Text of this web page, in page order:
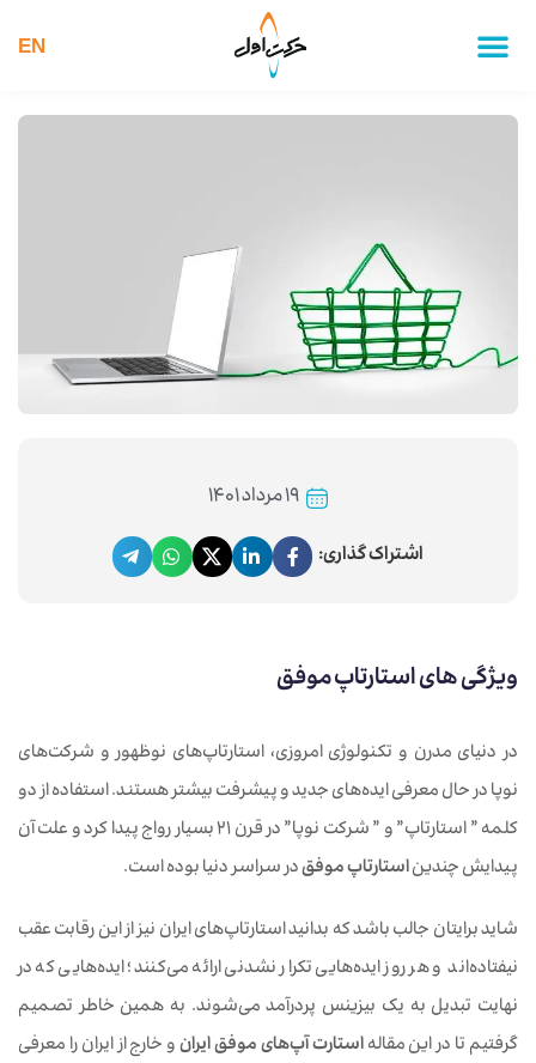
EN
۱۹ مرداد ۱۴۰۱
اشتراک گذاری:
ویژگی های استارتاپ موفق
در دنیای مدرن و تکنولوژی امروزی، استارتاپ‌های نوظهور و شرکت‌های
نوپا در حال معرفی ایده‌های جدید و پیشرفت بیشتر هستند. استفاده از دو
کلمه ” استارتاپ” و ” شرکت نوپا” در قرن 21 بسیار رواج پیدا کرد و علت آن
پیدایش چندیناستارتاپ موفقدر سراسر دنیا بوده است.
شاید برایتان جالب باشد که بدانید استارتاپ‌های ایران نیز از این رقابت عقب
نیفتاده‌اند و هر روز ایده‌هایی تکرار نشدنی ارائه می‌کنند؛ ایده‌هایی که در
نهایت تبدیل به یک بیزینس پردرآمد می‌شوند. به همین خاطر تصمیم
گرفتیم تا در این مقالهاستارت آپ‌های موفق ایرانو خارج از ایران را معرفی